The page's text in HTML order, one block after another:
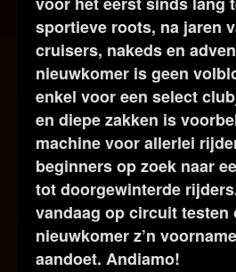
sportieve roots, na jaren
cruisers, nakeds en
nieuwkomer is geen
enkel voor een select
en diepe zakken is
machine voor allerlei
beginners op zoek naar
tot doorgewinterde
vandaag op circuit testen
nieuwkomer z’n
aandoet. Andiamo!